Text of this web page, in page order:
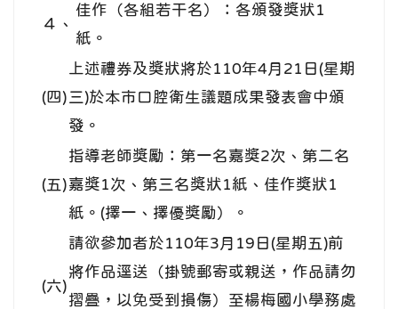
４、
佳作（各組若干名）：各頒發獎狀1
紙。
(四)
上述禮券及獎狀將於110年4月21日(星期
三)於本市口腔衛生議題成果發表會中頒
發。
(五)
指導老師獎勵：第一名嘉獎2次、第二名
嘉獎1次、第三名獎狀1紙、佳作獎狀1
紙。(擇一、擇優獎勵）。
(六)
請欲參加者於110年3月19日(星期五)前
將作品逕送（掛號郵寄或親送，作品請勿
摺疊，以免受到損傷）至楊梅國小學務處